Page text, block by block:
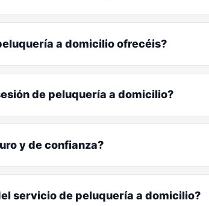
a domicilio ofrecéis?
de peluquería a domicilio?
y de confianza?
servicio de peluquería a domicilio?